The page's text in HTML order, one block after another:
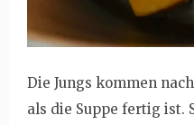
Die Jungs kommen
als die Suppe fertig ist.